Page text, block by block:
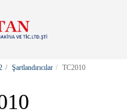
Şartlandırıcılar TC2010